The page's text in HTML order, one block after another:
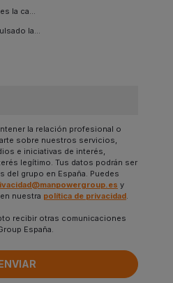
la ca...
la...
la relación profesional o
sobre nuestros servicios,
e iniciativas de interés,
legítimo. Tus datos podrán ser
del grupo en España. Puedes
y
nuestra política de privacidad
recibir otras comunicaciones
España.